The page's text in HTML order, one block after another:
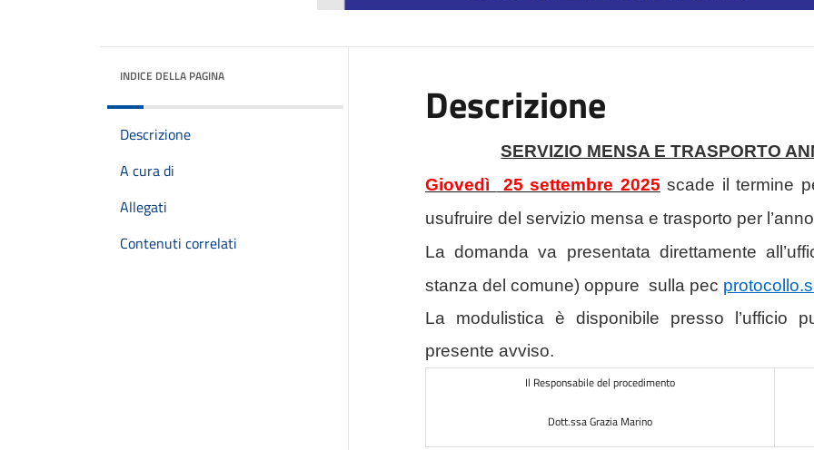
INDICE DELLA PAGINA
Descrizione
A cura di
Allegati
Contenuti correlati
Descrizione
SERVIZIO MENSA E TRASPORTO
Giovedì
25 settembre 2025 scade il termine
usufruire del servizio mensa e trasporto per
La domanda va presentata direttamente
stanza del comune) oppure sulla pec
La modulistica è disponibile presso l’ufficio
presente avviso.
Il Responsabile del procedimento
Dott.ssa Grazia Marino